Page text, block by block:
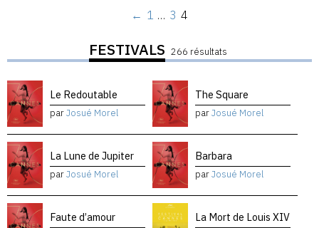
← 1 … 3 4
FESTIVALS 266 résultats
Le Redoutable
parJosué Morel
The Square
parJosué Morel
La Lune de Jupiter
parJosué Morel
Barbara
parJosué Morel
Faute d’amour La Mort de Louis XIV